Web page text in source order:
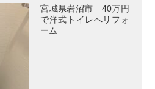
宮城県岩沼市 40万円
で洋式トイレへリフォ
ーム